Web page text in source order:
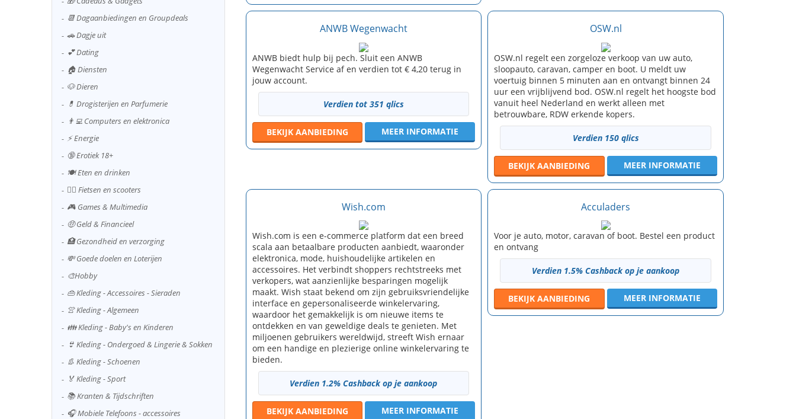
ANWB Wegenwacht
ANWB biedt hulp bij pech. Sluit een ANWB
Wegenwacht Service af en verdien tot € 4,20 terug in
jouw account.
Verdien tot 351 qlics
BEKIJK AANBIEDING MEER INFORMATIE
OSW.nl
OSW.nl regelt een zorgeloze verkoop van uw auto,
sloopauto, caravan, camper en boot. U meldt uw
voertuig binnen 5 minuten aan en ontvangt binnen 24
uur een vrijblijvend bod. OSW.nl regelt het hoogste bod
vanuit heel Nederland en werkt alleen met
betrouwbare, RDW erkende kopers.
Verdien 150 qlics
BEKIJKAANBIEDING MEER INFORMATIE
Wish.com
Wish.com is een e-commerce platform dat een breed
scala aan betaalbare producten aanbiedt, waaronder
elektronica, mode, huishoudelijke artikelen en
accessoires. Het verbindt shoppers rechtstreeks met
verkopers, wat aanzienlijke besparingen mogelijk
maakt. Wish staat bekend om zijn gebruiksvriendelijke
interface en gepersonaliseerde winkelervaring,
waardoor het gemakkelijk is om nieuwe items te
ontdekken en van geweldige deals te genieten. Met
miljoenen gebruikers wereldwijd, streeft Wish ernaar
om een handige en plezierige online winkelervaring te
bieden.
Verdien 1.2% Cashback op je aankoop
BEKIJK AANBIEDING MEER INFORMATIE
Acculaders
Voor je auto, motor, caravan of boot. Bestel een product
en ontvang
Verdien 1.5% Cashback op je aankoop
BEKIJKAANBIEDING MEER INFORMATIE
📆 Dagaanbiedingen en Groupdeals
🚗 Dagje uit
💕 Dating
🏠 Diensten
🐶 Dieren
💊 Drogisterijen en Parfumerie
👨‍💻 Computers en elektronica
⚡ Energie
🔞 Erotiek 18+
🍽️ Eten en drinken
🚴‍♂️ Fietsen en scooters
🎮 Games & Multimedia
🤑 Geld & Financieel
🏥 Gezondheid en verzorging
💸 Goede doelen en Loterijen
🎨Hobby
👜 Kleding - Accessoires - Sieraden
👚 Kleding - Algemeen
👪 Kleding - Baby's en Kinderen
👙 Kleding - Ondergoed & Lingerie & Sokken
👢 Kleding - Schoenen
🏅 Kleding - Sport
📚 Kranten & Tijdschriften
🎧 Mobiele Telefoons - accessoires